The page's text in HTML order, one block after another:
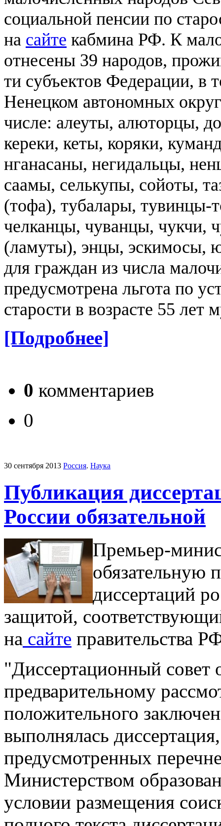
социальной пенсии по
на сайте кабмина РФ. К
отнесены 39 народов,
ти субъектов Федерации, в
Ненецком автономных
числе: алеуты, алюторцы,
кереки, кеты, коряки,
нганасаны, негидальцы,
саамы, селькупы, сойоты,
(тофа), тубалары, тувинцы-
челканцы, чуванцы, чукчи,
(ламуты), энцы, эскимосы,
для граждан из числа
предусмотрена льгота по
старости в возрасте 55
[Подробнее]
0 комментариев
0
30 сентября 2013 Россия. Наука
Публикация
России обязательной
Премьер-
обязательную
диссертаций
защитой,
на сайте правительства
"Диссертационный совет
предварительному
положительного
выполнялась
предусмотренных
Министерством
условии размещения